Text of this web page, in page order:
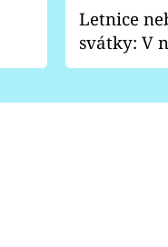
Letnice
svátky: V
pondělí